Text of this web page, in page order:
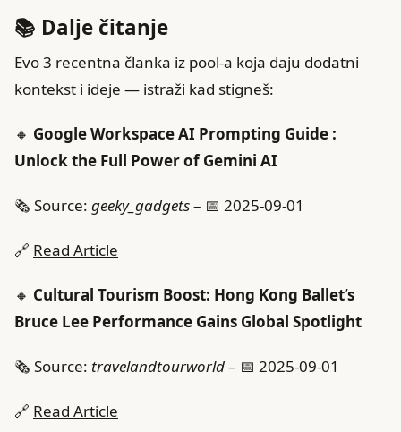
📚 Dalje čitanje
Evo 3 recentna članka iz pool‑a koja daju dodatni
kontekst i ideje — istraži kad stigneš:
🔸 Google Workspace AI Prompting Guide :
Unlock the Full Power of Gemini AI
🗞️ Source: geeky_gadgets– 📅 2025-09-01
🔗 Read Article
🔸 Cultural Tourism Boost: Hong Kong Ballet’s
Bruce Lee Performance Gains Global Spotlight
🗞️ Source: travelandtourworld– 📅 2025-09-01
🔗 Read Article